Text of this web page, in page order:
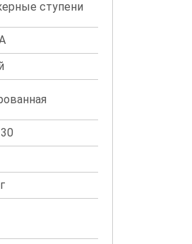
ступени